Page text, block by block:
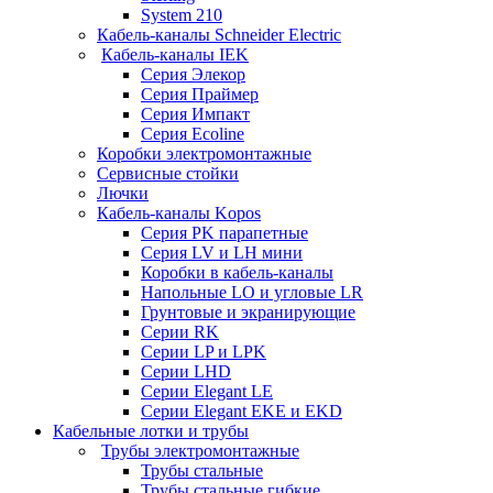
System 210
Кабель-каналы Schneider Electric
Кабель-каналы IEK
Серия Элекор
Серия Праймер
Серия Импакт
Серия Ecoline
Коробки электромонтажные
Сервисные стойки
Лючки
Кабель-каналы Kopos
Серия PK парапетные
Серия LV и LH мини
Коробки в кабель-каналы
Напольные LO и угловые LR
Грунтовые и экранирующие
Серии RK
Серии LP и LPK
Серии LHD
Серии Elegant LE
Серии Elegant EKE и EKD
Кабельные лотки и трубы
Трубы электромонтажные
Трубы стальные